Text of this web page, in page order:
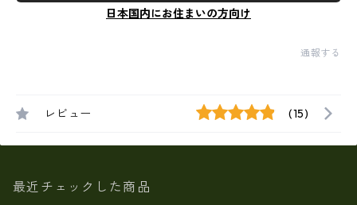
日本国内にお住まいの方向け
通報する
レビュー (15)
最近チェックした商品